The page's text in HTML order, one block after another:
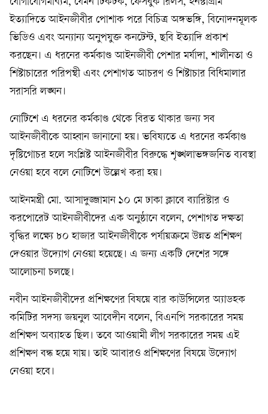
ইত্যাদিতে আইনজীবীর পোশাক পরে বিচিত্র অঙ্গভঙ্গি, বিনোদনমূলক
ভিডিও এবং অন্যান্য অনুপযুক্ত কনটেন্ট, ছবি ইত্যাদি প্রকাশ
করছেন। এ ধরনের কর্মকাণ্ড আইনজীবী পেশার মর্যাদা, শালীনতা ও
শিষ্টাচারের পরিপন্থী এবং পেশাগত আচরণ ও শিষ্টাচার বিধিমালার
সরাসরি লঙ্ঘন।
নোটিশে এ ধরনের কর্মকাণ্ড থেকে বিরত থাকার জন্য সব
আইনজীবীকে আহ্বান জানানো হয়। ভবিষ্যতে এ ধরনের কর্মকাণ্ড
দৃষ্টিগোচর হলে সংশ্লিষ্ট আইনজীবীর বিরুদ্ধে শৃঙ্খলাভঙ্গজনিত ব্যবস্থা
নেওয়া হবে বলে নোটিশে উল্লেখ করা হয়।
আইনমন্ত্রী মো. আসাদুজ্জামান ১০ মে ঢাকা ক্লাবে ব্যারিস্টার ও
করপোরেট আইনজীবীদের এক অনুষ্ঠানে বলেন, পেশাগত দক্ষতা
বৃদ্ধির লক্ষ্যে ৮০ হাজার আইনজীবীকে পর্যায়ক্রমে উন্নত প্রশিক্ষণ
দেওয়ার উদ্যোগ নেওয়া হয়েছে। এ জন্য একটি দেশের সঙ্গে
আলোচনা চলছে।
নবীন আইনজীবীদের প্রশিক্ষণের বিষয়ে বার কাউন্সিলের অ্যাডহক
কমিটির সদস্য জয়নুল আবেদীন বলেন, বিএনপি সরকারের সময়
প্রশিক্ষণ অব্যাহত ছিল। তবে আওয়ামী লীগ সরকারের সময় এই
প্রশিক্ষণ বন্ধ হয়ে যায়। তাই আবারও প্রশিক্ষণের বিষয়ে উদ্যোগ
নেওয়া হবে।